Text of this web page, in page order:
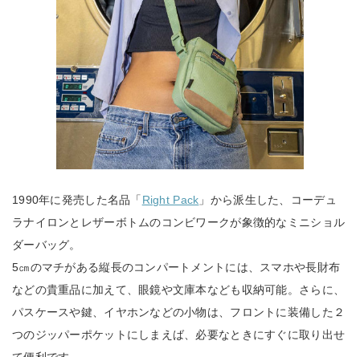
1990年に発売した名品「 Right Pack 」から派生した、コーデュ
ラナイロンとレザーボトムのコンビワークが象徴的なミニショル
ダーバッグ。
5㎝のマチがある縦長のコンパートメントには、スマホや長財布
などの貴重品に加えて、眼鏡や文庫本なども収納可能。さらに、
パスケースや鍵、イヤホンなどの小物は、フロントに装備した２
つのジッパーポケットにしまえば、必要なときにすぐに取り出せ